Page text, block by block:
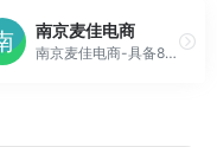
南京麦佳电商
南京麦佳电商-具备8年淘宝运营经验，是淘宝官方认证第三方服务商！专业电商运营团队提供淘宝代运营、天猫代运营、淘宝托管、直通车托管、网店代运营等一站式电子商务服务。卖家找麦佳，服务更到家！